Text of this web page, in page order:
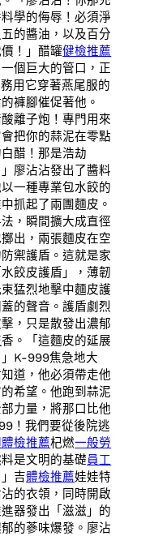
學的侮辱！必須淨
的醬油，以及百分
！」醋罐健檢推薦
個巨大的管口，正
用它穿著燕尾服的
褲腳催促著他。
離子炮！專門用來
把你的蒜泥在零點
醋！那是浩劫
廖沾沾發出了醬料
一種專業包水餃的
抓起了兩團麵皮。
，瞬間擴大成直徑
出，兩張麵皮在空
禦護盾。這就是家
餃皮護盾」，薄韌
猛烈地擊中麵皮護
的聲音。護盾劇烈
，只是散發出濃郁
香。「這麵皮的延展
K-999焦急地大
道，他必須帶走他
希望。他跑到蒜泥
力量，將那口比他
！我們要從後院逃
檢推薦杞燃一般勞
是文明的基礎員工
吉體檢推薦娃娃特
的衣領，同時開啟
器發出「滋滋」的
的蔘味爆發。廖沾